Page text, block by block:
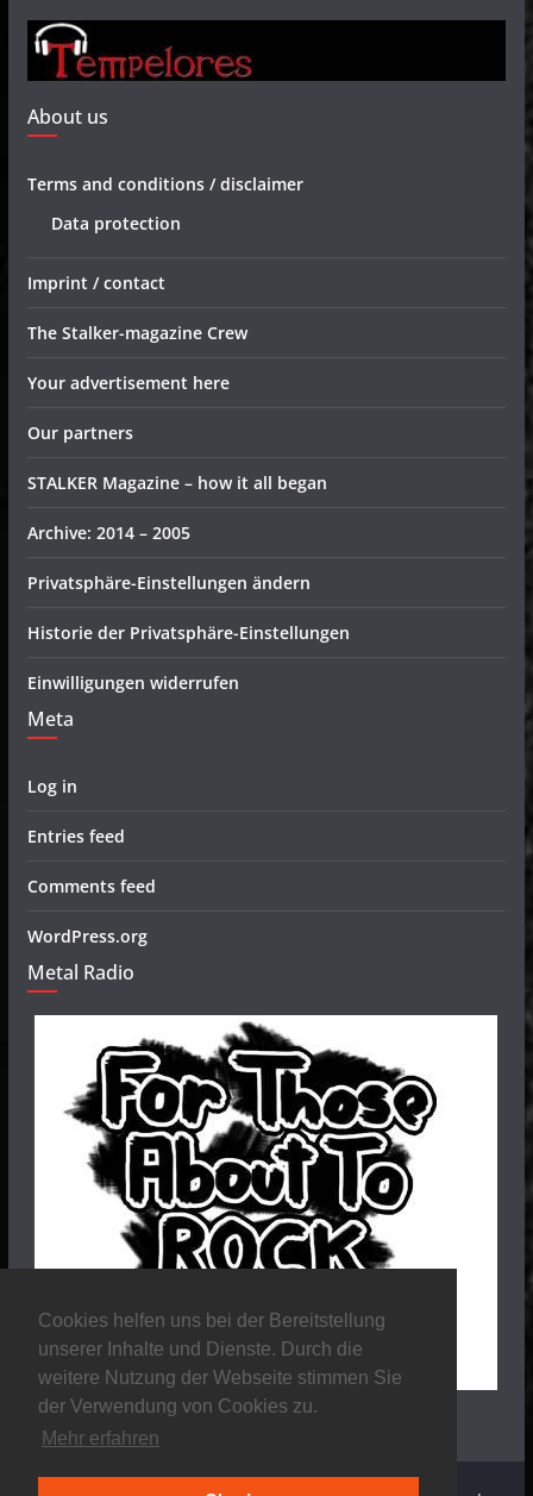
Cookies helfen uns bei der Bereitstellung
unserer Inhalte und Dienste. Durch die
weitere Nutzung der Webseite stimmen Sie
der Verwendung von Cookies zu.
Mehr erfahren
About us
Terms and conditions / disclaimer
Data protection
Imprint / contact
The Stalker-magazine Crew
Your advertisement here
Our partners
STALKER Magazine – how it all began
Archive: 2014 – 2005
Privatsphäre-Einstellungen ändern
Historie der Privatsphäre-Einstellungen
Einwilligungen widerrufen
Meta
Log in
Entries feed
Comments feed
WordPress.org
Metal Radio